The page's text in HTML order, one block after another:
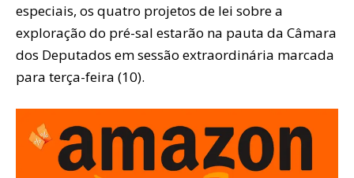
especiais, os quatro projetos de lei sobre a
exploração do pré-sal estarão na pauta da Câmara
dos Deputados em sessão extraordinária marcada
para terça-feira (10).